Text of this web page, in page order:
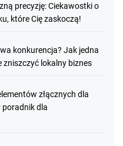
precyzję: Ciekawostki o
które Cię zaskoczą!
konkurencja? Jak jedna
zniszczyć lokalny biznes
złącznych dla
dla